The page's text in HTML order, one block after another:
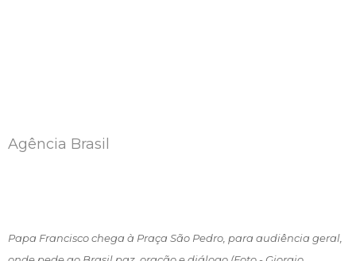
Agência Brasil
Papa Francisco chega à Praça São Pedro, para audiência geral,